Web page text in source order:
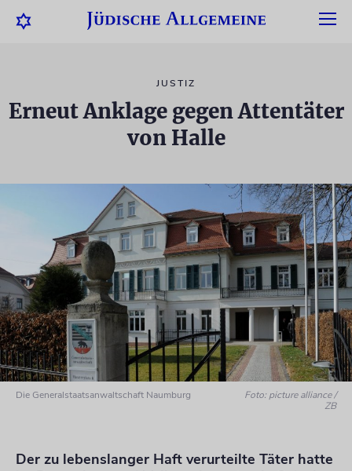
JUSTIZ
Erneut Anklage gegen Attentäter
von Halle
Die Generalstaatsanwaltschaft Naumburg
Foto: picture alliance /
ZB
Der zu lebenslanger Haft verurteilte Täter hatte